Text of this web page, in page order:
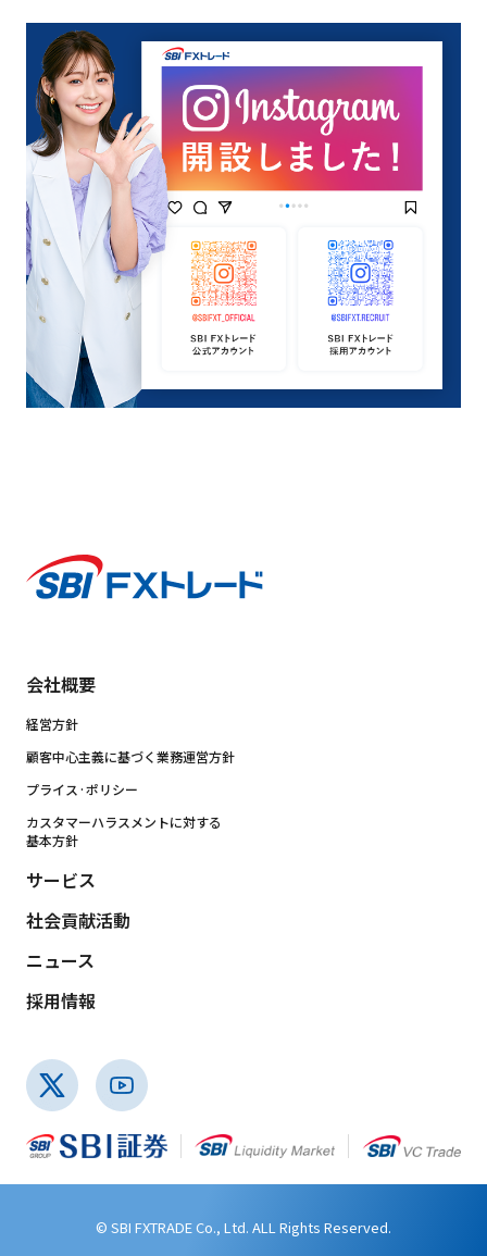
会社概要
経営方針
顧客中心主義に基づく業務運営方針
プライス·ポリシー
カスタマーハラスメントに対する
基本方針
サービス
社会貢献活動
ニュース
採用情報
© SBI FXTRADE Co., Ltd. ALL Rights Reserved.